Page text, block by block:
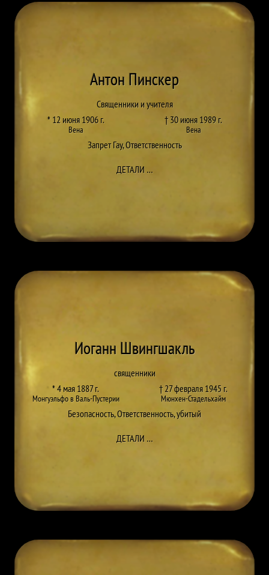
Антон Пинскер
Священники и учителя
* 12 июня 1906 г.
Вена
† 30 июня 1989 г.
Вена
Запрет Гау,Ответственность
ДЕТАЛИ…ДО ANTON PINSKER
Иоганн Швингшакль
священники
* 4 мая 1887 г.
Монгуэльфо в Валь-Пустерии
† 27 февраля 1945 г.
Мюнхен-Стадельхайм
Безопасность,Ответственность,убитый
ДЕТАЛИ…ДО JOHANN SCHWINGSHACKL